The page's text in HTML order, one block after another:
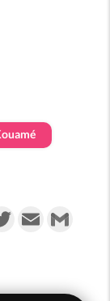
TwitterEmail